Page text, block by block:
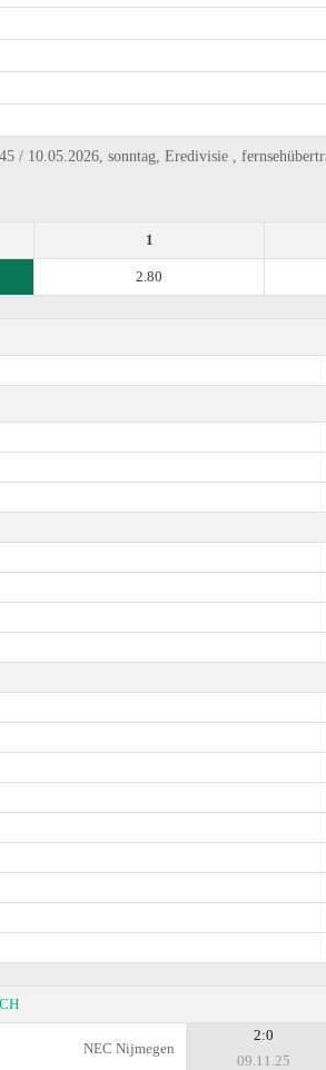
/ 10.05.2026, sonntag, Eredivisie ,
1
2.80
NEC Nijmegen
2:0
09.11.25